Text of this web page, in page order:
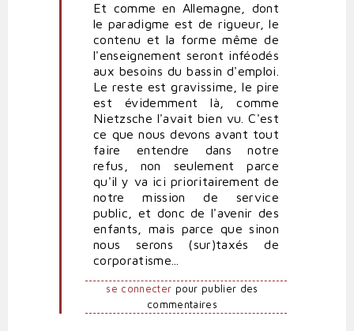
Nous
pouvons
aussi
frapper
fort
par
Professeure
fo…
(non
vérifié)
Et comme en Allemagne, dont
le paradigme est de rigueur, le
contenu et la forme même de
l'enseignement seront inféodés
aux besoins du bassin d'emploi.
Le reste est gravissime, le pire
est évidemment là, comme
Nietzsche l'avait bien vu. C'est
ce que nous devons avant tout
faire entendre dans notre
refus, non seulement parce
qu'il y va ici prioritairement de
notre mission de service
public, et donc de l'avenir des
enfants, mais parce que sinon
nous serons (sur)taxés de
corporatisme...
se connecter pour publier des
commentaires